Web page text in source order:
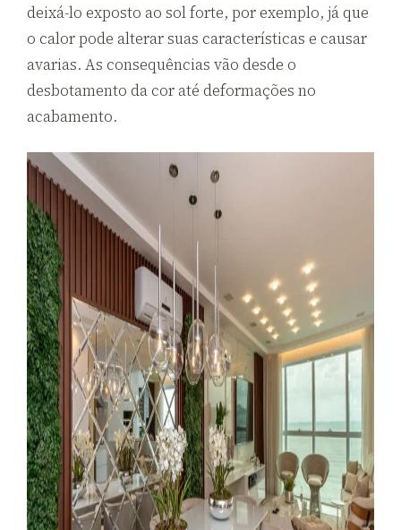
deixá-lo exposto ao sol forte, por exemplo, já que
o calor pode alterar suas características e causar
avarias. As consequências vão desde o
desbotamento da cor até deformações no
acabamento.